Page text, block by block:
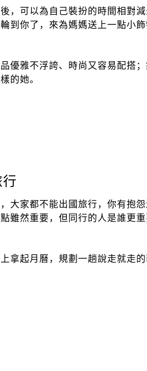
，可以為自己裝扮的時間相對
到你了，來為媽媽送上一點小飾
優雅不浮誇、時尚又容易配搭
的她。
大家都不能出國旅行，你有抱
雖然重要，但同行的人是誰更
拿起月曆，規劃一趟說走就走的